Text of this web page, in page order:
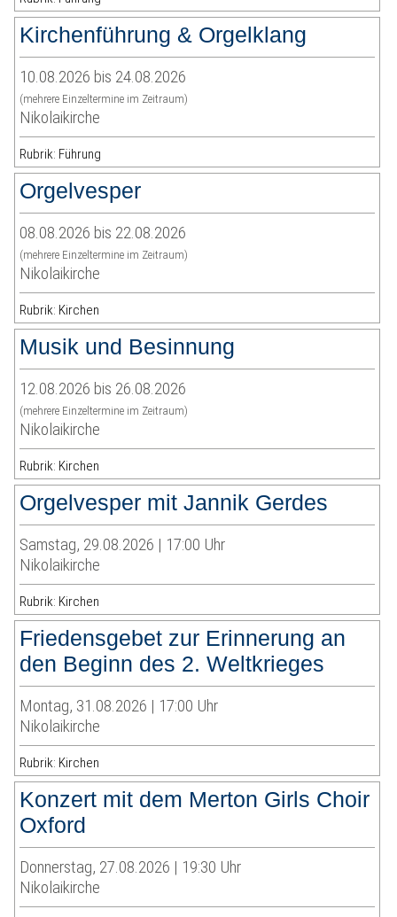
Kirchenführung & Orgelklang
10.08.2026 bis 24.08.2026
(mehrere Einzeltermine im Zeitraum)
Nikolaikirche
Rubrik: Führung
Orgelvesper
08.08.2026 bis 22.08.2026
(mehrere Einzeltermine im Zeitraum)
Nikolaikirche
Rubrik: Kirchen
Musik und Besinnung
12.08.2026 bis 26.08.2026
(mehrere Einzeltermine im Zeitraum)
Nikolaikirche
Rubrik: Kirchen
Orgelvesper mit Jannik Gerdes
Samstag, 29.08.2026 | 17:00 Uhr
Nikolaikirche
Rubrik: Kirchen
Friedensgebet zur Erinnerung an
den Beginn des 2. Weltkrieges
Montag, 31.08.2026 | 17:00 Uhr
Nikolaikirche
Rubrik: Kirchen
Konzert mit dem Merton Girls Choir
Oxford
Donnerstag, 27.08.2026 | 19:30 Uhr
Nikolaikirche